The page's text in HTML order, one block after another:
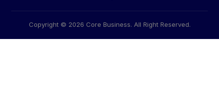
Copyright © 2026 Core Business. All Right Reserved.